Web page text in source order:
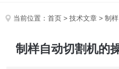
当前位置：首页 >技术文章 > 制样
制样自动切割机的